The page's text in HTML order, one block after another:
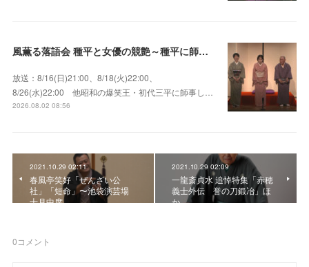
風薫る落語会 種平と女優の競艶～種平に師事した女優たちが百花繚乱に咲き誇る大人気落語会
放送：8/16(日)21:00、8/18(火)22:00、
8/26(水)22:00 他昭和の爆笑王・初代三平に師事し…
2026.08.02 08:56
2021.10.29 02:11
春風亭笑好「ぜんざい公
社」「短命」〜池袋演芸場
十月中席
2021.10.29 02:09
一龍斎貞水 追悼特集「赤穂
義士外伝 誉の刀鍛冶」ほ
か
0コメント